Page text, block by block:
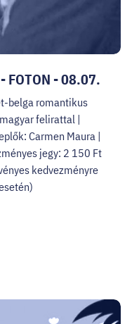
FOTON - 08.07.
belga romantikus
felirattal |
Carmen Maura |
jegy: 2 150 Ft
kedvezményre